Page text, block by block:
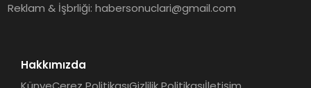
Reklam & İşbrliği:habersonuclari@gmail.com
Hakkımızda